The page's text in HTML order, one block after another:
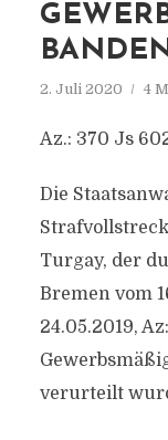
2. Juli 2020 4
Az.: 370 Js
Die
Turgay, der
Bremen vom
24.05.2019,
verurteilt